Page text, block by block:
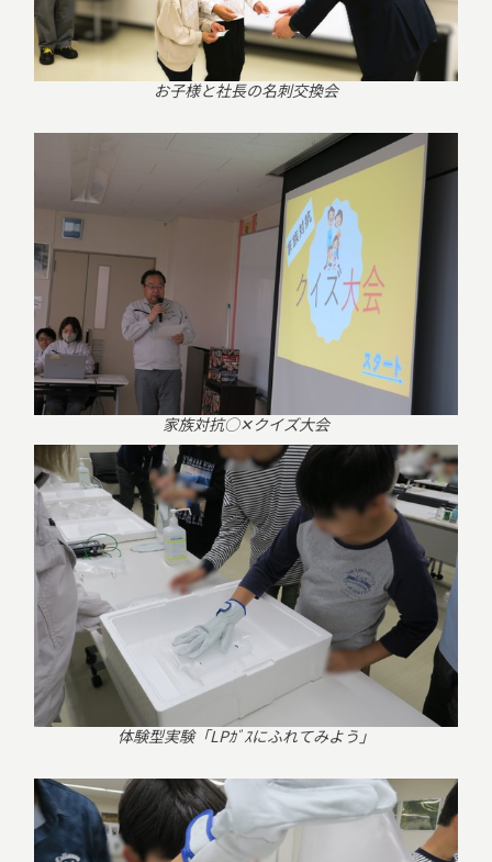
お子様と社長の名刺交換会
家族対抗○✕クイズ大会
体験型実験「LPｶﾞｽにふれてみよう」